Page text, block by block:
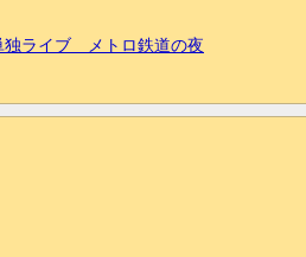
独ライブ メトロ鉄道の夜